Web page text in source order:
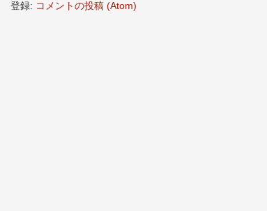
登録: コメントの投稿 (Atom)